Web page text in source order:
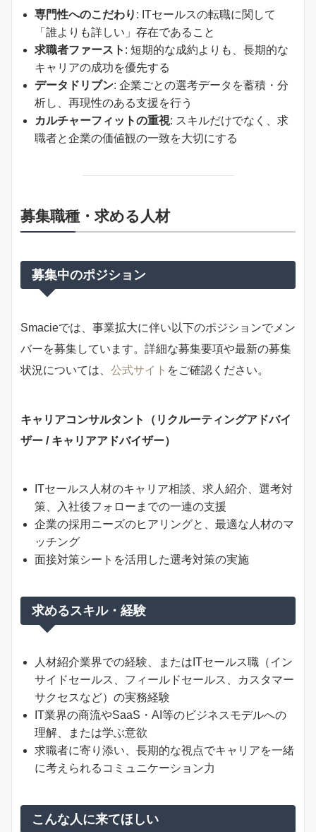
専門性へのこだわり : ITセールスの転職に関して
「誰よりも詳しい」存在であること
求職者ファースト : 短期的な成約よりも、長期的な
キャリアの成功を優先する
データドリブン: 企業ごとの選考データを蓄積・分
析し、再現性のある支援を行う
カルチャーフィットの重視: スキルだけでなく、求
職者と企業の価値観の一致を大切にする
募集職種・求める人材
募集中のポジション
Smacieでは、事業拡大に伴い以下のポジションでメン
バーを募集しています。詳細な募集要項や最新の募集
状況については、 公式サイト をご確認ください。
キャリアコンサルタント（リクルーティングアドバイ
ザー / キャリアアドバイザー）
ITセールス人材のキャリア相談、求人紹介、選考対
策、入社後フォローまでの一連の支援
企業の採用ニーズのヒアリングと、最適な人材のマ
ッチング
面接対策シートを活用した選考対策の実施
求めるスキル・経験
人材紹介業界での経験、またはITセールス職（イン
サイドセールス、フィールドセールス、カスタマー
サクセスなど）の実務経験
IT業界の商流やSaaS・AI等のビジネスモデルへの
理解、または学ぶ意欲
求職者に寄り添い、長期的な視点でキャリアを一緒
に考えられるコミュニケーション力
こんな人に来てほしい